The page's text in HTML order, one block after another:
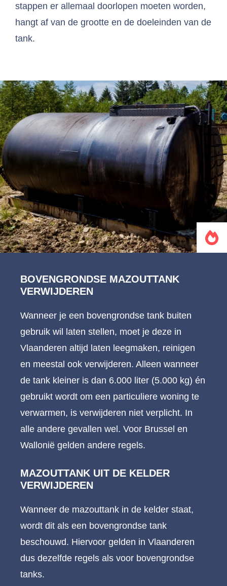
stappen er allemaal doorlopen moeten worden,
hangt af van de grootte en de doeleinden van de
tank.
BOVENGRONDSE MAZOUTTANK
VERWIJDEREN
Wanneer je een bovengrondse tank buiten
gebruik wil laten stellen, moet je deze in
Vlaanderen altijd laten leegmaken, reinigen
en meestal ook verwijderen. Alleen wanneer
de tank kleiner is dan 6.000 liter (5.000 kg) én
gebruikt wordt om een particuliere woning te
verwarmen, is verwijderen niet verplicht. In
alle andere gevallen wel. Voor Brussel en
Wallonië gelden andere regels.
MAZOUTTANK UIT DE KELDER
VERWIJDEREN
Wanneer de mazouttank in de kelder staat,
wordt dit als een bovengrondse tank
beschouwd. Hiervoor gelden in Vlaanderen
dus dezelfde regels als voor bovengrondse
tanks.